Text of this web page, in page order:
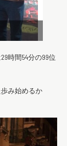
時間54分の99位
み始めるか